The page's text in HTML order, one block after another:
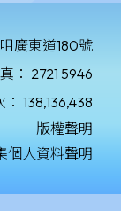
廣東道180號
： 2721 5946
138,136,438
版權聲明
個人資料聲明